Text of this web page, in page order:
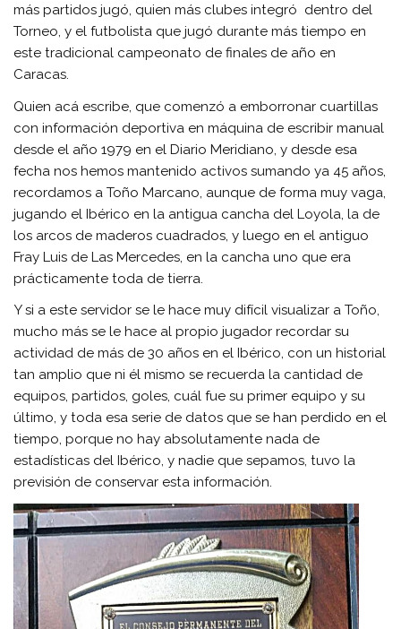
más partidos jugó, quien más clubes integró dentro del
Torneo, y el futbolista que jugó durante más tiempo en
este tradicional campeonato de finales de año en
Caracas.
Quien acá escribe, que comenzó a emborronar cuartillas
con información deportiva en máquina de escribir manual
desde el año 1979 en el Diario Meridiano, y desde esa
fecha nos hemos mantenido activos sumando ya 45 años,
recordamos a Toño Marcano, aunque de forma muy vaga,
jugando el Ibérico en la antigua cancha del Loyola, la de
los arcos de maderos cuadrados, y luego en el antiguo
Fray Luis de Las Mercedes, en la cancha uno que era
prácticamente toda de tierra.
Y si a este servidor se le hace muy difícil visualizar a Toño,
mucho más se le hace al propio jugador recordar su
actividad de más de 30 años en el Ibérico, con un historial
tan amplio que ni él mismo se recuerda la cantidad de
equipos, partidos, goles, cuál fue su primer equipo y su
último, y toda esa serie de datos que se han perdido en el
tiempo, porque no hay absolutamente nada de
estadísticas del Ibérico, y nadie que sepamos, tuvo la
previsión de conservar esta información.